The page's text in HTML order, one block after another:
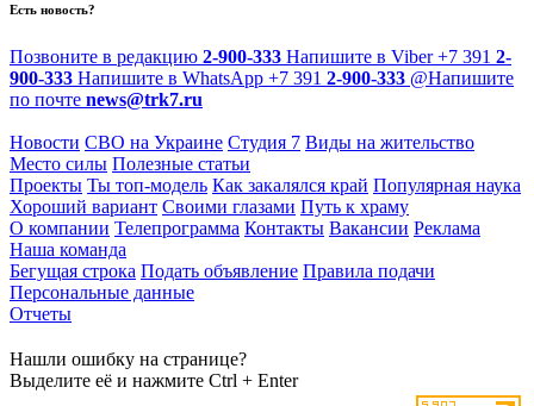
Есть новость?
Позвоните в редакцию 2-900-333 Напишите в Viber +7 391 2-
900-333 Напишите в WhatsApp +7 391 2-900-333 @Напишите
по почте news@trk7.ru
Новости СВО на Украине Студия 7 Виды на жительство
Место силы Полезные статьи
Проекты Ты топ-модель Как закалялся край Популярная наука
Хороший вариант Своими глазами Путь к храму
О компании Телепрограмма Контакты Вакансии Реклама
Наша команда
Бегущая строка Подать объявление Правила подачи
Персональные данные
Отчеты
Нашли ошибку на странице?
Выделите её и нажмите Ctrl + Enter